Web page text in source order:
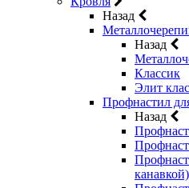
Назад
Назад
Классик
Элит
Профнастил
Назад
канавкой)